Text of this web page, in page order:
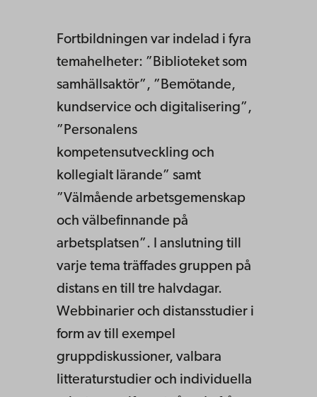
Fortbildningen var indelad i fyra
temahelheter: ”Biblioteket som
samhällsaktör”, ”Bemötande,
kundservice och digitalisering”,
”Personalens
kompetensutveckling och
kollegialt lärande” samt
”Välmående arbetsgemenskap
och välbefinnande på
arbetsplatsen”. I anslutning till
varje tema träffades gruppen på
distans en till tre halvdagar.
Webbinarier och distansstudier i
form av till exempel
gruppdiskussioner, valbara
litteraturstudier och individuella